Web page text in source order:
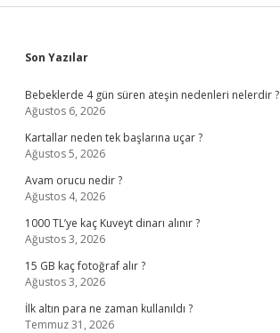
Sidebar
Son Yazılar
Bebeklerde 4 gün süren ateşin nedenleri nelerdir ?
Ağustos 6, 2026
Kartallar neden tek başlarına uçar ?
Ağustos 5, 2026
Avam orucu nedir ?
Ağustos 4, 2026
1000 TL’ye kaç Kuveyt dinarı alınır ?
Ağustos 3, 2026
15 GB kaç fotoğraf alır ?
Ağustos 3, 2026
İlk altın para ne zaman kullanıldı ?
Temmuz 31, 2026